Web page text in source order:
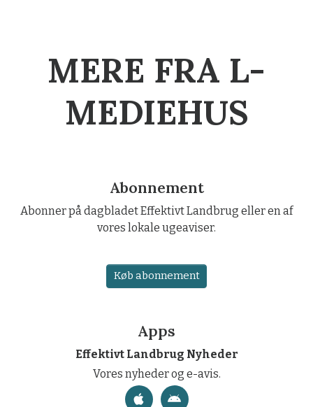
MERE FRA L-
MEDIEHUS
Abonnement
Abonner på dagbladet Effektivt Landbrug eller en af
vores lokale ugeaviser.
Køb abonnement
Apps
Effektivt Landbrug Nyheder
Vores nyheder og e-avis.